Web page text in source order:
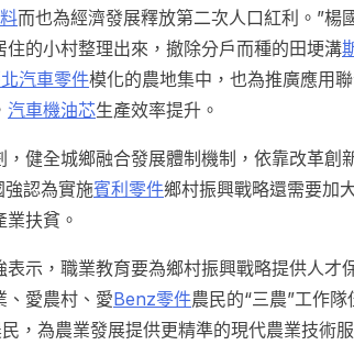
而也為經濟發展釋放第二次人口紅利。”楊
的小村整理出來，撤除分戶而種的田埂溝
汽車零件模化的農地集中，也為推廣應用
汽車機油芯生產效率提升。
健全城鄉融合發展體制機制，依靠改革創
強認為實施賓利零件鄉村振興戰略還需要加
扶貧。
示，職業教育要為鄉村振興戰略提供人才
、愛農村、愛Benz零件農民的“三農”工作
，為農業發展提供更精準的現代農業技術